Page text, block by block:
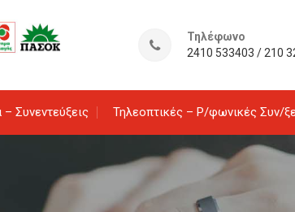
Τηλέφωνο
2410 533403 / 210
Συνεντεύξεις Τηλεοπτικές – Ρ/φωνικές Συν/